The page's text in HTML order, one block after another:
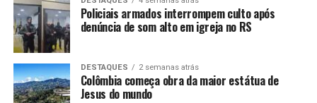
Policiais armados interrompem culto após
denúncia de som alto em igreja no RS
DESTAQUES 2 semanas atrás
Colômbia começa obra da maior estátua de
Jesus do mundo